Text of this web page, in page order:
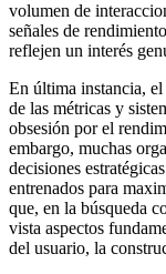
volumen de
señales de
reflejen un interés
En última instancia,
de las métricas y
obsesión por el
embargo, muchas
decisiones
entrenados para
que, en la búsqueda
vista aspectos
del usuario, la